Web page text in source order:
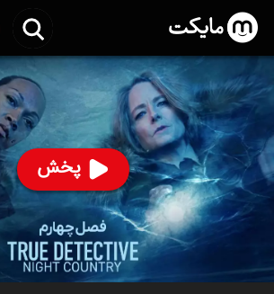
پخش
سریال کاراگاه حقیقی- True Detective 2014
۷۰ 88% ۸.۹
ساخت آمریکا سال 2014
رده سنی ۱۸+
سریال
جنایی درام
قسمت‌ها